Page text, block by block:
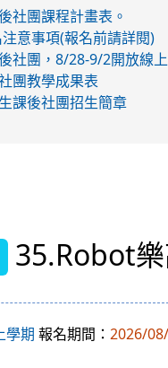
社團課程計畫表。
意事項(報名前請詳閱)
社團，8/28-9/2開放線上
團教學成果表
課後社團招生簡章
35.Robot
學期 報名期間： 2026/